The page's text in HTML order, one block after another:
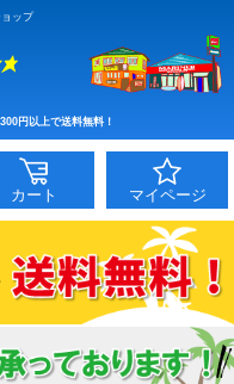
ップ
円以上で送料無料！
カート マイページ